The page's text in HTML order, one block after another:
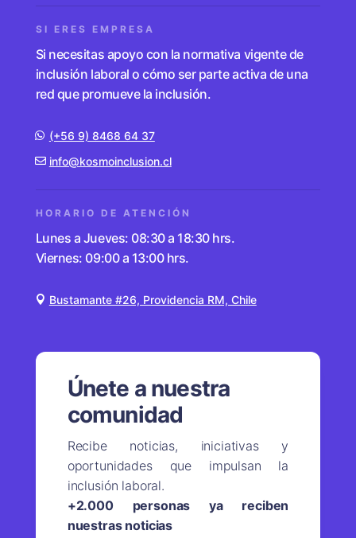
SI ERES EMPRESA
Si necesitas apoyo con la normativa vigente de
inclusión laboral o cómo ser parte activa de una
red que promueve la inclusión.
(+56 9) 8468 64 37
info@kosmoinclusion.cl
HORARIO DE ATENCIÓN
Lunes a Jueves: 08:30 a 18:30 hrs.
Viernes: 09:00 a 13:00 hrs.
Bustamante #26, Providencia RM, Chile
Únete a nuestra
comunidad
Recibe noticias, iniciativas y
oportunidades que impulsan la
inclusión laboral.
+2.000 personas ya reciben
nuestras noticias